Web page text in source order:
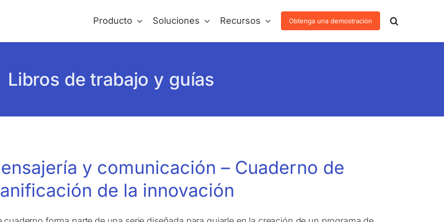
Producto Soluciones Recursos Obtenga una demostración
Libros de trabajo y guías
y comunicación – Cuaderno de
de la innovación